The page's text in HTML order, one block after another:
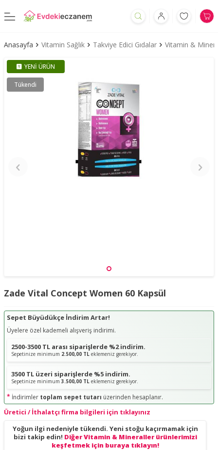
Anasayfa Vitamin Sağlık Takviye Edici Gıdalar Vitamin &
YENI ÜRÜN
Tükendi
Zade Vital Concept Women 60 Kapsül
Sepet Büyüdükçe İndirim Artar!
Üyelere özel kademeli alışveriş indirimi.
2500-3500 TL arası siparişlerde %2 indirim.
Sepetinize minimum 2.500,00 TL eklemeniz gerekiyor.
3500 TL üzeri siparişlerde %5 indirim.
Sepetinize minimum 3.500,00 TL eklemeniz gerekiyor.
* İndirimler toplam sepet tutarı üzerinden hesaplanır.
Üretici / İthalatçı firma bilgileri için tıklayınız
Yoğun ilgi nedeniyle tükendi. Yeni stoğu kaçırmamak için
bizi takip edin! Diğer Vitamin & Mineraller ürünlerimizi
keşfetmek için buraya tıklayın!